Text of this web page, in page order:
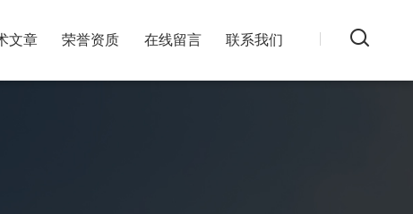
文章 荣誉资质 在线留言 联系我们